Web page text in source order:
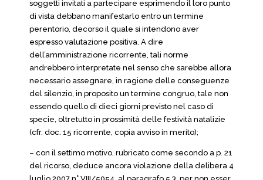
soggetti invitati a partecipare esprimendo il loro punto
di vista debbano manifestarlo entro un termine
perentorio, decorso il quale si intendono aver
espresso valutazione positiva. A dire
dell’amministrazione ricorrente, tali norme
andrebbero interpretate nel senso che sarebbe allora
necessario assegnare, in ragione delle conseguenze
del silenzio, in proposito un termine congruo, tale non
essendo quello di dieci giorni previsto nel caso di
specie, oltretutto in prossimità delle festività natalizie
(cfr. doc. 15 ricorrente, copia avviso in merito);
– con il settimo motivo, rubricato come secondo a p. 21
del ricorso, deduce ancora violazione della delibera 4